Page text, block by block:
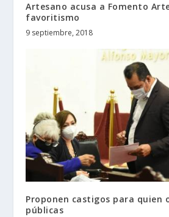
Artesano acusa a Fomento
favoritismo
9 septiembre, 2018
Proponen castigos para quien
públicas